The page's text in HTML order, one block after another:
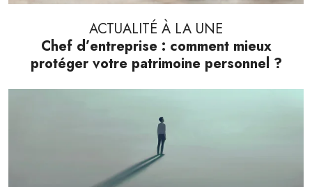
ACTUALITÉ À LA UNE
Chef d’entreprise : comment mieux
protéger votre patrimoine personnel ?